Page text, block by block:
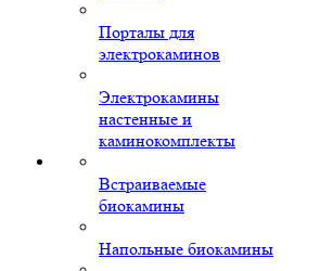
Порталы для
электрокаминов
Электрокамины
настенные и
каминокомплекты
Встраиваемые
биокамины
Напольные биокамины